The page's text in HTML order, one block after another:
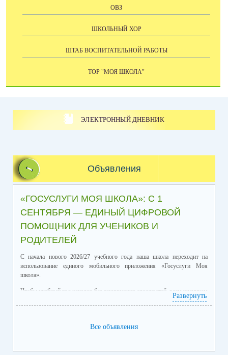
ОВЗ
ШКОЛЬНЫЙ ХОР
ШТАБ ВОСПИТАТЕЛЬНОЙ РАБОТЫ
ТОР "МОЯ ШКОЛА"
ЭЛЕКТРОННЫЙ ДНЕВНИК
Объявления
«ГОСУСЛУГИ МОЯ ШКОЛА»: С 1
СЕНТЯБРЯ — ЕДИНЫЙ ЦИФРОВОЙ
ПОМОЩНИК ДЛЯ УЧЕНИКОВ И
РОДИТЕЛЕЙ
С начала нового 2026/27 учебного года наша школа переходит на
использование единого мобильного приложения «Госуслуги Моя
школа».
Чтобы учебный год начался без технических сложностей, всем ученикам
и их родителям нужно установить приложение «Госуслуги Моя школа»
Для входа потребуетсяподтверждённая учётная запись на
Развернуть
Все объявления